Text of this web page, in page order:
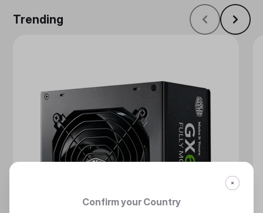
Trending
Confirm your Country